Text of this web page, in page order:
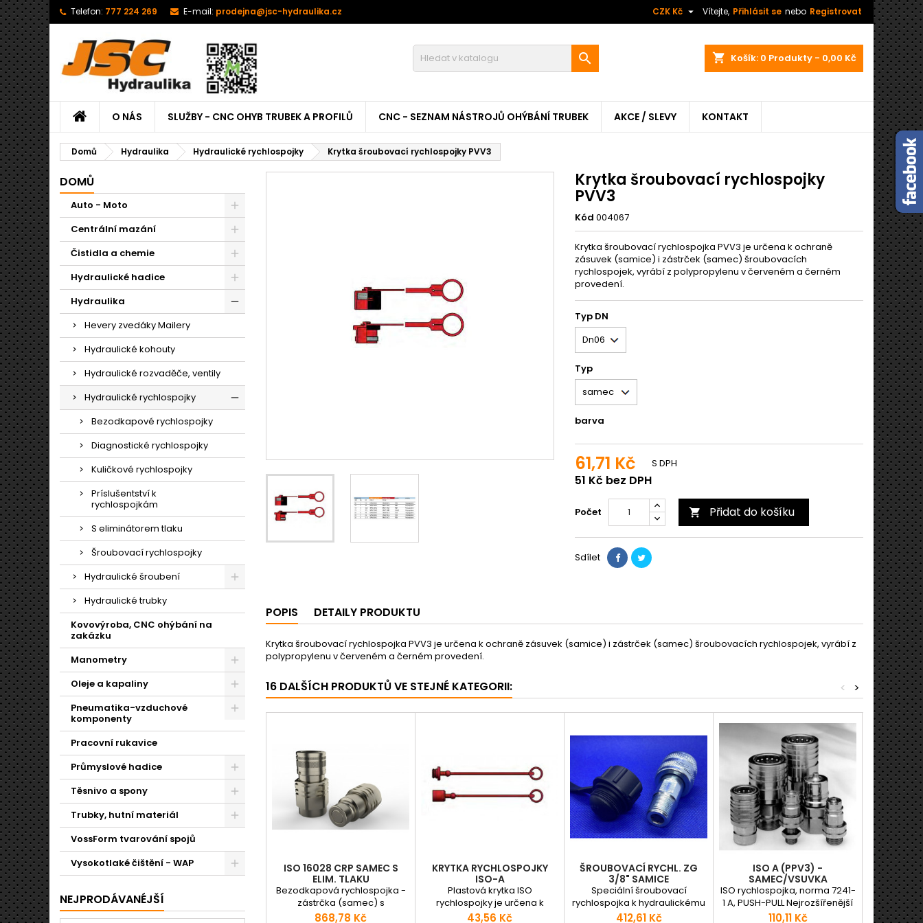
Telefon: 777 224 269 E-mail: prodejna@jsc-hydraulika.cz Vítejte, Přihlásit se nebo Registrovat
CZK Kč 
shopping_cart Košík: 0 Produkty - 0,00 Kč

O NÁS SLUŽBY - CNC OHYB TRUBEK A PROFILŮ CNC - SEZNAM NÁSTROJŮ OHÝBÁNÍ TRUBEK AKCE / SLEVY KONTAKT
Domů Hydraulika Hydraulické rychlospojky Krytka šroubovací rychlospojky PVV3
DOMŮ
Auto - Moto
Centrální mazání
Čistidla a chemie
Hydraulické hadice
Hydraulika
Hevery zvedáky Mailery
Hydraulické kohouty
Hydraulické rozvaděče, ventily
Hydraulické rychlospojky
Bezodkapové rychlospojky
Diagnostické rychlospojky
Kuličkové rychlospojky
Príslušentství k
rychlospojkám
S eliminátorem tlaku
Šroubovací rychlospojky
Hydraulické šroubení
Hydraulické trubky
Kovovýroba, CNC ohýbání na
zakázku
Manometry
Oleje a kapaliny
Pneumatika-vzduchové
komponenty
Pracovní rukavice
Průmyslové hadice
Těsnivo a spony
Trubky, hutní materiál
VossForm tvarování spojů
Vysokotlaké čištění - WAP
NEJPRODÁVANÉJŠÍ
Krytka šroubovací rychlospojky
PVV3
Kód 004067
Krytka šroubovací rychlospojka PVV3 je určena k ochraně
zásuvek (samice) i zástrček (samec) šroubovacích
rychlospojek, vyrábí z polypropylenu v červeném a černém
provedení.
Typ DN
Typ
barva
61,71 Kč
51 Kč bez DPH
S DPH
Počet  Přidat do košíku
Sdílet
POPIS DETAILY PRODUKTU
Krytka šroubovací rychlospojka PVV3 je určena k ochraně zásuvek (samice) i zástrček (samec) šroubovacích rychlospojek, vyrábí z
polypropylenu v červeném a černém provedení.
16 DALŠÍCH PRODUKTŮ VE STEJNÉ KATEGORII: >
<
ISO 16028 CRP SAMEC S
ELIM. TLAKU
Bezodkapová rychlospojka -
zástrčka (samec) s
eliminátorem tlaku CRP
Cena
868,78 Kč
KRYTKA RYCHLOSPOJKY
ISO-A
Plastová krytka ISO
rychlospojky je určena k
ochraně zásuvek i zástrček
Cena
43,56 Kč
ŠROUBOVACÍ RYCHL. ZG
3/8" SAMICE
Speciální šroubovací
rychlospojka k hydraulickému
válci/zvedáku Válec: FPY- 10 t
Cena
412,61 Kč
ISO A (PPV3) -
SAMEC/VSUVKA
ISO rychlospojka, norma 7241-
1 A, PUSH-PULL Nejrozšířenější
typ rychlospojky v zemědělství
Cena
110,11 Kč
DNP PTL4
propojení